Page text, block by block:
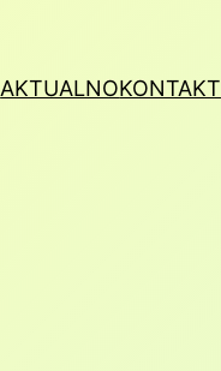
AKTUALNOKONTAKT